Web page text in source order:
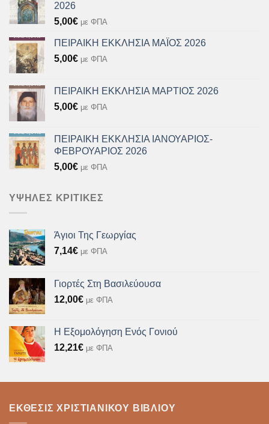
2026
5,00€ με ΦΠΑ
ΠΕΙΡΑΙΚΗ ΕΚΚΛΗΣΙΑ ΜΑΪΟΣ 2026
5,00€ με ΦΠΑ
ΠΕΙΡΑΙΚΗ ΕΚΚΛΗΣΙΑ ΜΑΡΤΙΟΣ 2026
5,00€ με ΦΠΑ
ΠΕΙΡΑΙΚΗ ΕΚΚΛΗΣΙΑ ΙΑΝΟΥΑΡΙΟΣ-
ΦΕΒΡΟΥΑΡΙΟΣ 2026
5,00€ με ΦΠΑ
ΥΨΗΛΈΣ ΚΡΙΤΙΚΈΣ
Άγιοι Της Γεωργίας
7,14€ με ΦΠΑ
Γιορτές Στη Βασιλεύουσα
12,00€ με ΦΠΑ
Η Εξομολόγηση Ενός Γονιού
12,21€ με ΦΠΑ
ΈΚΘΕΣΙΣ ΧΡΙΣΤΙΑΝΙΚΟΎ ΒΙΒΛΊΟΥ